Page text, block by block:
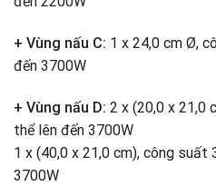
+ Vùng nấu C: 1 x 24,0 cm Ø,
đến 3700W
+ Vùng nấu D: 2 x (20,0 x 21,0
thể lên đến 3700W
1 x (40,0 x 21,0 cm), công suất
3700W